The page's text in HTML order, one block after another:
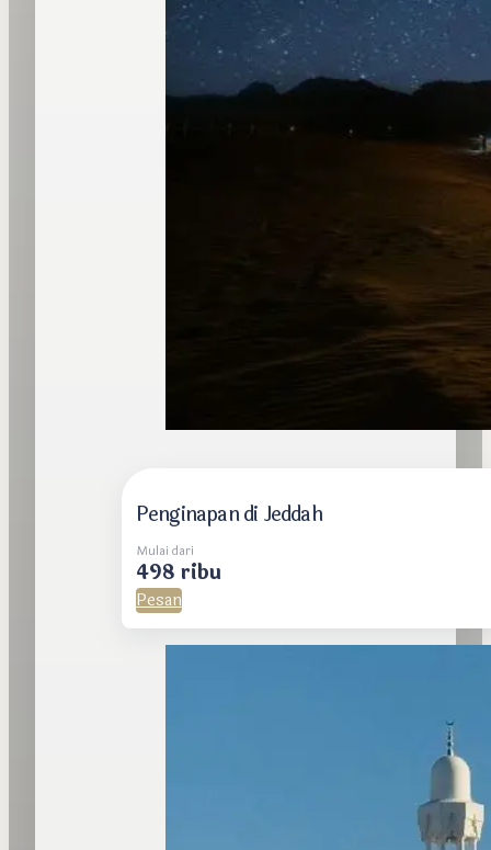
Penginapan di Jeddah
Mulai dari
498 ribu
Pesan